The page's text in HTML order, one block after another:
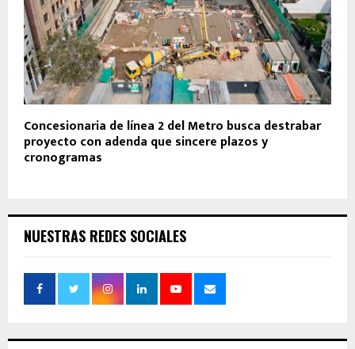
Concesionaria de línea 2 del Metro busca destrabar
proyecto con adenda que sincere plazos y
cronogramas
NUESTRAS REDES SOCIALES